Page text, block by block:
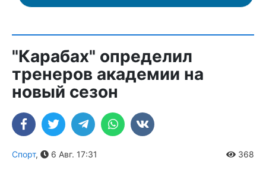
"Карабах" определил
тренеров академии на
новый сезон
Спорт, 6 Авг. 17:31 368